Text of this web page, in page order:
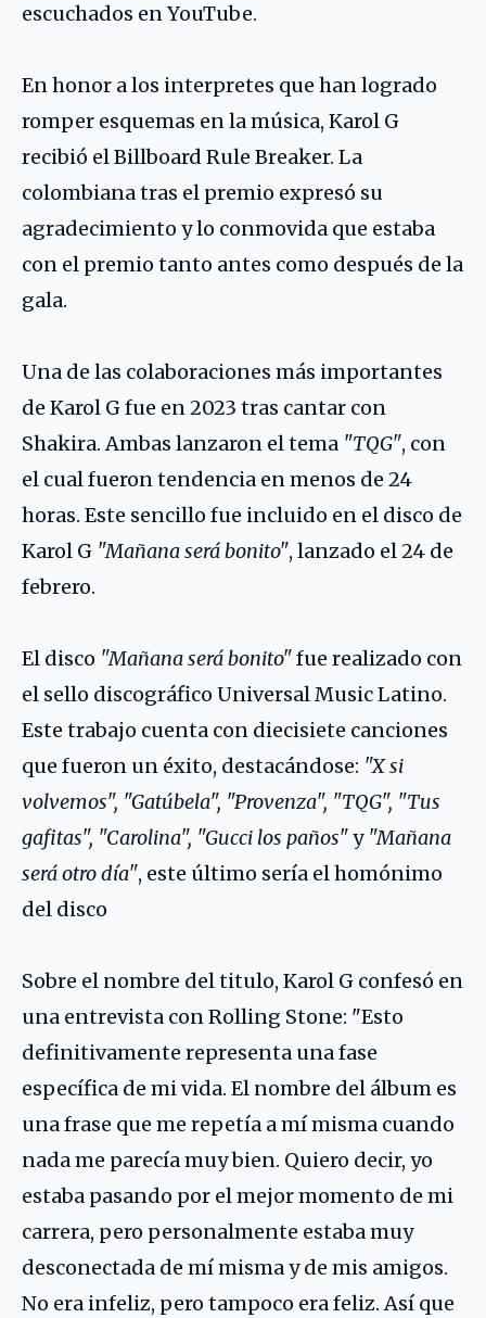
escuchados en YouTube.
En honor a los interpretes que han logrado
romper esquemas en la música, Karol G
recibió el Billboard Rule Breaker. La
colombiana tras el premio expresó su
agradecimiento y lo conmovida que estaba
con el premio tanto antes como después de la
gala.
Una de las colaboraciones más importantes
de Karol G fue en 2023 tras cantar con
Shakira. Ambas lanzaron el tema "TQG", con
el cual fueron tendencia en menos de 24
horas. Este sencillo fue incluido en el disco de
Karol G "Mañana será bonito", lanzado el 24 de
febrero.
El disco "Mañana será bonito"fue realizado con
el sello discográfico Universal Music Latino.
Este trabajo cuenta con diecisiete canciones
que fueron un éxito, destacándose: "X si
volvemos", "Gatúbela", "Provenza", "TQG", "Tus
gafitas", "Carolina", "Gucci los paños"y "Mañana
será otro día", este último sería el homónimo
del disco
Sobre el nombre del titulo, Karol G confesó en
una entrevista con Rolling Stone: "Esto
definitivamente representa una fase
específica de mi vida. El nombre del álbum es
una frase que me repetía a mí misma cuando
nada me parecía muy bien. Quiero decir, yo
estaba pasando por el mejor momento de mi
carrera, pero personalmente estaba muy
desconectada de mí misma y de mis amigos.
No era infeliz, pero tampoco era feliz. Así que